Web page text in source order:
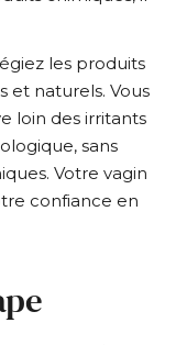
les produits
et naturels. Vous
loin des irritants
sans
Votre vagin
confiance en